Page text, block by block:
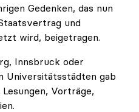
Gedenken, das nun
und
wird, beigetragen.
Innsbruck oder
Universitätsstädten gab
Vorträge,